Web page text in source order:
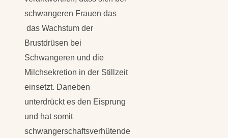
schwangeren Frauen das
das Wachstum der
Brustdrüsen bei
Schwangeren und die
Milchsekretion in der Stillzeit
einsetzt. Daneben
unterdrückt es den Eisprung
und hat somit
schwangerschaftsverhütende